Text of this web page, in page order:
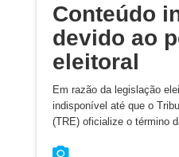
Conteúdo
devido ao
eleitoral
Em razão da legislação
indisponível até que o
(TRE) oficialize o término